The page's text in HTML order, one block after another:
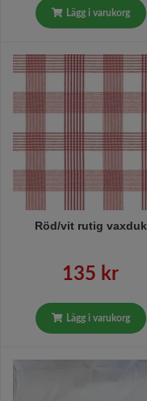
Lägg i varukorg
Röd/vit rutig vaxduk
135 kr
Lägg i varukorg